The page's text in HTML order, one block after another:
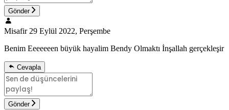
Gönder
Misafir 29 Eylül 2022, Perşembe
Benim Eeeeeeen büyük hayalim Bendy Olmaktı İnşallah gerçekleşir
Cevapla
Gönder